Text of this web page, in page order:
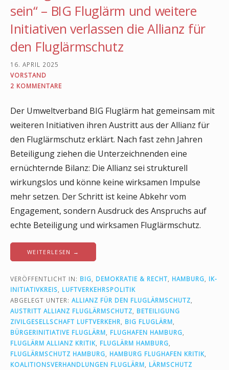
sein“ – BIG Fluglärm und weitere
Initiativen verlassen die Allianz für
den Fluglärmschutz
16. APRIL 2025
VORSTAND
2 KOMMENTARE
Der Umweltverband BIG Fluglärm hat gemeinsam mit
weiteren Initiativen ihren Austritt aus der Allianz für
den Fluglärmschutz erklärt. Nach fast zehn Jahren
Beteiligung ziehen die Unterzeichnenden eine
ernüchternde Bilanz: Die Allianz sei strukturell
wirkungslos und könne keine wirksamen Impulse
mehr setzen. Der Schritt ist keine Abkehr vom
Engagement, sondern Ausdruck des Anspruchs auf
echte Beteiligung und wirksamen Fluglärmschutz.
WEITERLESEN →
VERÖFFENTLICHT IN: BIG DEMOKRATIE & RECHT HAMBURG
IK-
INITIATIVKREIS
LUFTVERKEHRSPOLITIK
ABGELEGT UNTER: ALLIANZ FÜR DEN FLUGLÄRMSCHUTZ
AUSTRITT ALLIANZ FLUGLÄRMSCHUTZ
BETEILIGUNG
ZIVILGESELLSCHAFT LUFTVERKEHR
BIG FLUGLÄRM
BÜRGERINITIATIVE FLUGLÄRM
FLUGHAFEN HAMBURG
FLUGLÄRM ALLIANZ KRITIK FLUGLÄRM HAMBURG
FLUGLÄRMSCHUTZ HAMBURG
HAMBURG FLUGHAFEN KRITIK
KOALITIONSVERHANDLUNGEN FLUGLÄRM
LÄRMSCHUTZ